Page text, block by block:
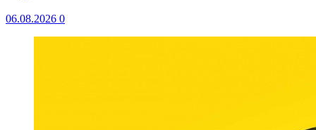
06.08.2026 0